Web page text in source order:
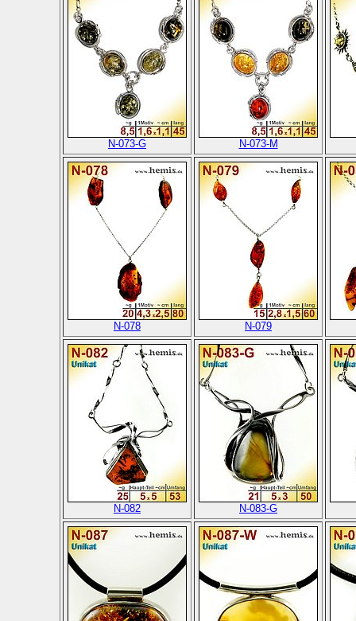
N-073-G N-073-M
N-078 N-079
N-082 N-083-G